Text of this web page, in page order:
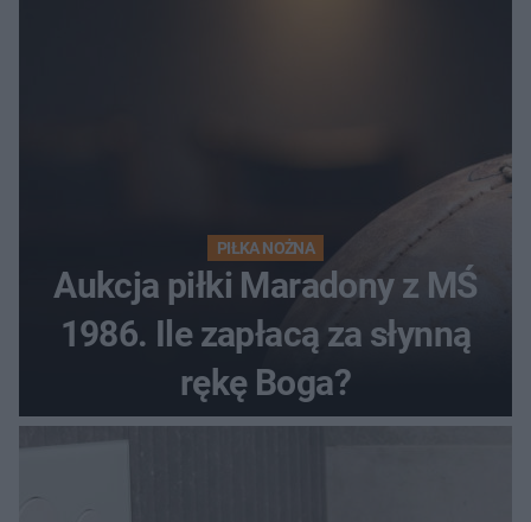
PIŁKA NOŻNA
Aukcja piłki Maradony z MŚ
1986. Ile zapłacą za słynną
rękę Boga?